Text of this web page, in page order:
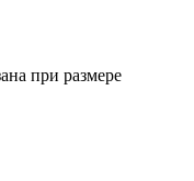
при размере